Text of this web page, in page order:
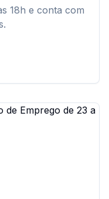
18h e conta com